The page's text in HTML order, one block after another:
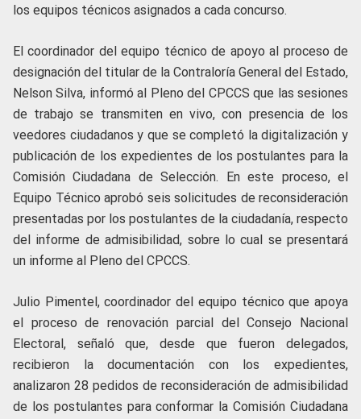
los equipos técnicos asignados a cada concurso.
El coordinador del equipo técnico de apoyo al proceso de
designación del titular de la Contraloría General del Estado,
Nelson Silva, informó al Pleno del CPCCS que las sesiones
de trabajo se transmiten en vivo, con presencia de los
veedores ciudadanos y que se completó la digitalización y
publicación de los expedientes de los postulantes para la
Comisión Ciudadana de Selección. En este proceso, el
Equipo Técnico aprobó seis solicitudes de reconsideración
presentadas por los postulantes de la ciudadanía, respecto
del informe de admisibilidad, sobre lo cual se presentará
un informe al Pleno del CPCCS.
Julio Pimentel, coordinador del equipo técnico que apoya
el proceso de renovación parcial del Consejo Nacional
Electoral, señaló que, desde que fueron delegados,
recibieron la documentación con los expedientes,
analizaron 28 pedidos de reconsideración de admisibilidad
de los postulantes para conformar la Comisión Ciudadana